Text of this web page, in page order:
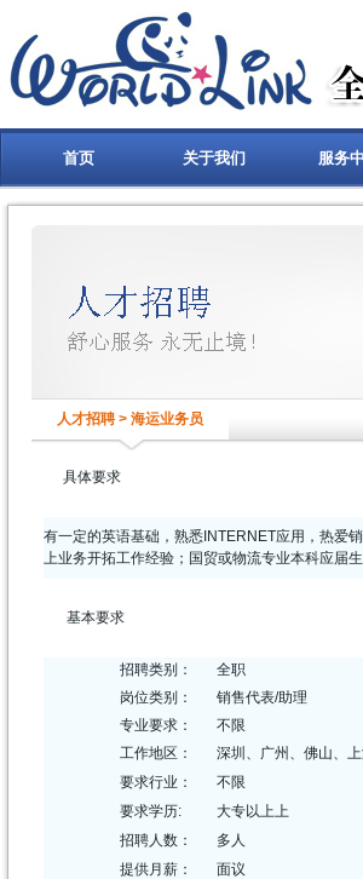
首页 关于我们 服务
人才招聘 > 海运业务员
具体要求
有一定的英语基础，熟悉INTERNET应用，热爱
上业务开拓工作经验；国贸或物流专业本科应届
基本要求
招聘类别： 全职
岗位类别：
销售代表/助理
专业要求：
不限
工作地区：
深圳、广州、佛山、
要求行业：
不限
要求学历:
大专以上上
招聘人数：
多人
提供月薪：
面议